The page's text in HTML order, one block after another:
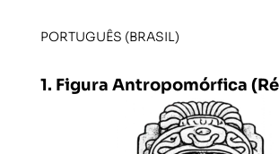
PORTUGUÊS (BRASIL)
1. Figura Antropomórfica